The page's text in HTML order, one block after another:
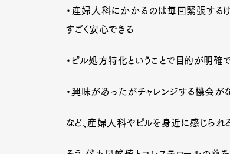
・産婦人科にかかるのは毎回緊張するけ
すごく安心できる
・ピル処方特化ということで目的が明確
・興味があったがチャレンジする機会が
など、産婦人科やピルを身近に感じられ